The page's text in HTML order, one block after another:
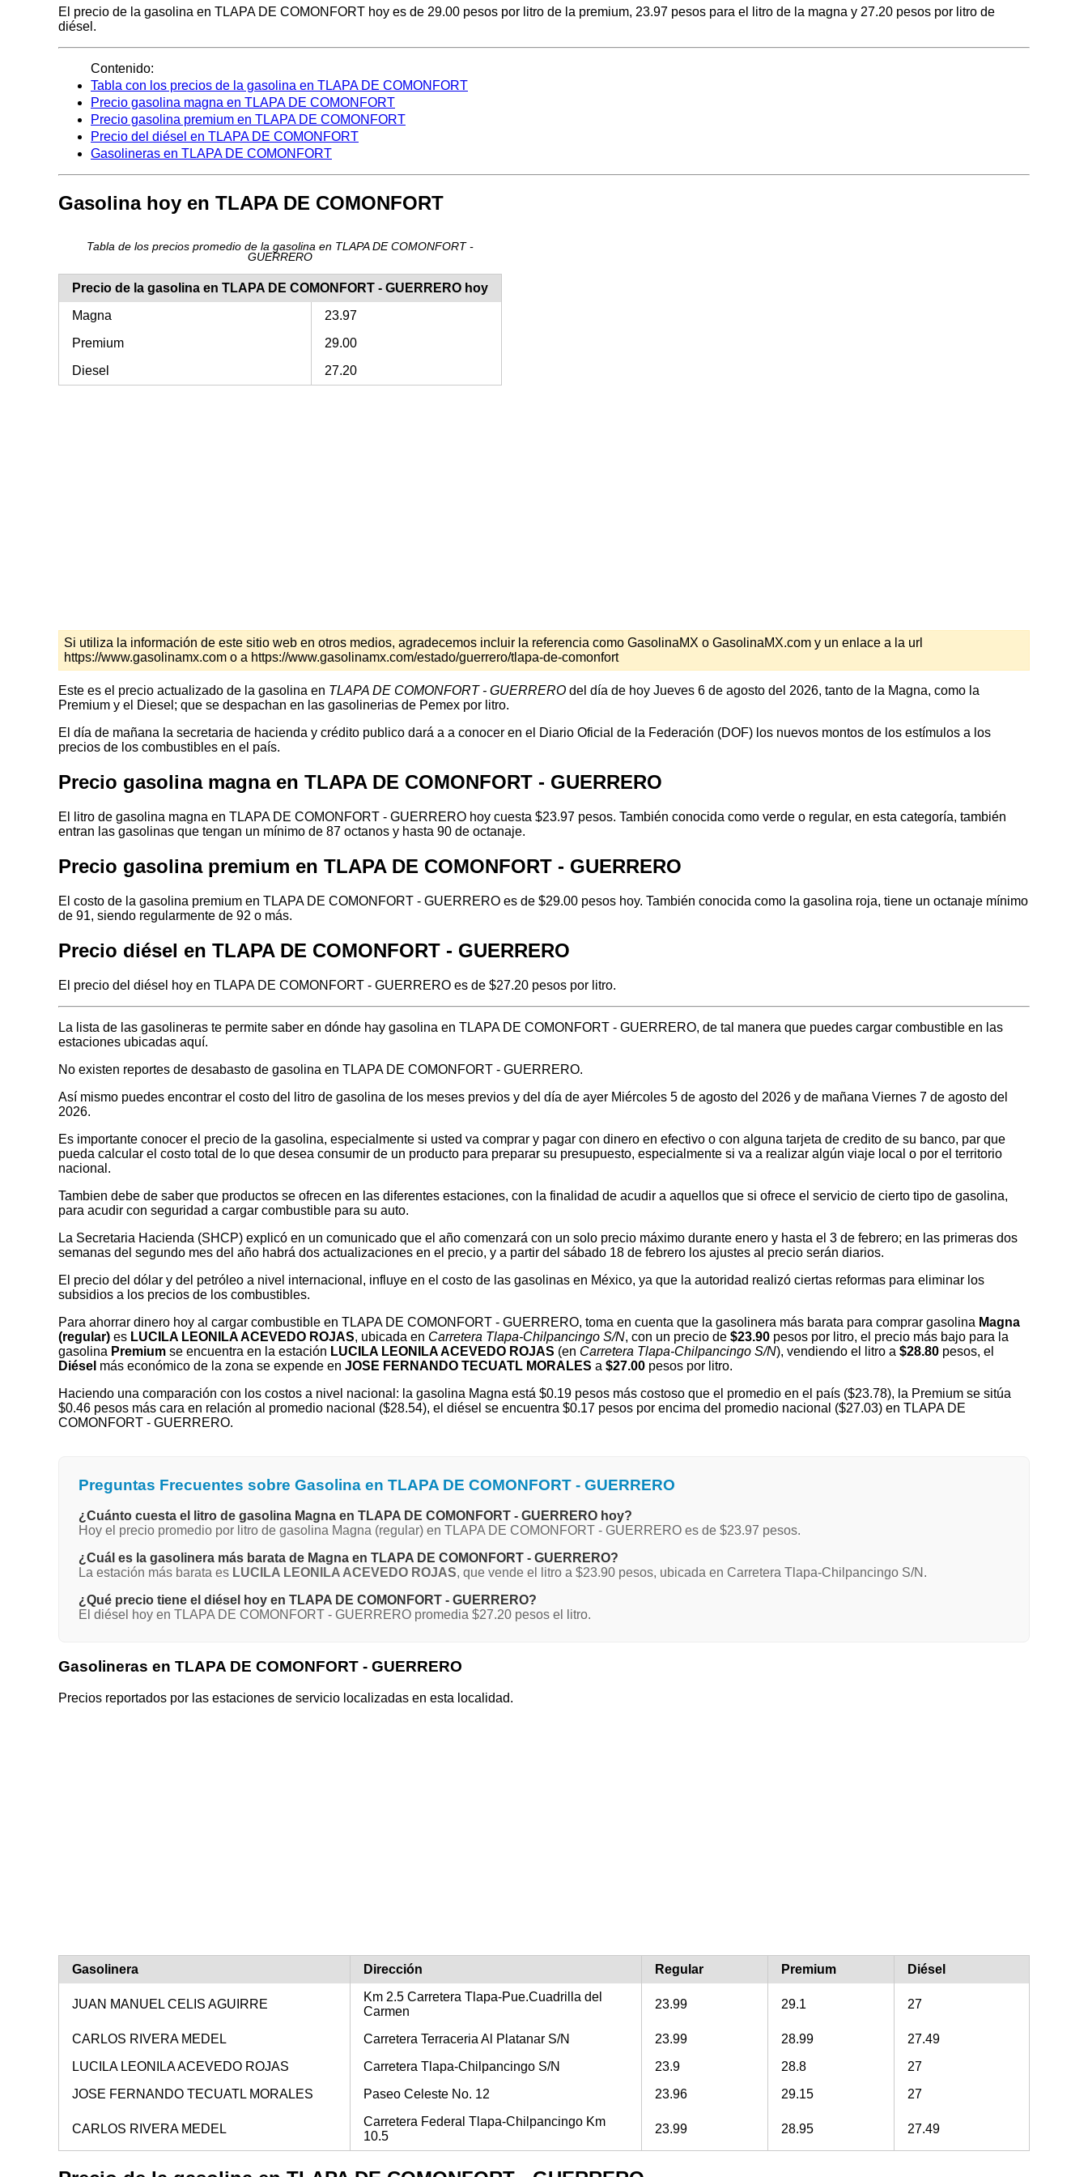
El precio de la gasolina en TLAPA DE COMONFORT hoy es de 29.00 pesos por litro de la premium, 23.97 pesos para el litro de la magna y 27.20 pesos por litro de
diésel.
Contenido:
Tabla con los precios de la gasolina en TLAPA DE COMONFORT
Precio gasolina magna en TLAPA DE COMONFORT
Precio gasolina premium en TLAPA DE COMONFORT
Precio del diésel en TLAPA DE COMONFORT
Gasolineras en TLAPA DE COMONFORT
Gasolina hoy en TLAPA DE COMONFORT
Tabla de los precios promedio de la gasolina en TLAPA DE COMONFORT -
GUERRERO
Precio de la gasolina en TLAPA DE COMONFORT - GUERRERO hoy
Magna
23.97
Premium
29.00
Diesel
27.20
Si utiliza la información de este sitio web en otros medios, agradecemos incluir la referencia como GasolinaMX o GasolinaMX.com y un enlace a la url
https://www.gasolinamx.com o a https://www.gasolinamx.com/estado/guerrero/tlapa-de-comonfort
Este es el precio actualizado de la gasolina en TLAPA DE COMONFORT - GUERRERO del día de hoy Jueves 6 de agosto del 2026, tanto de la Magna, como la
Premium y el Diesel; que se despachan en las gasolinerias de Pemex por litro.
El día de mañana la secretaria de hacienda y crédito publico dará a a conocer en el Diario Oficial de la Federación (DOF) los nuevos montos de los estímulos a los
precios de los combustibles en el país.
Precio gasolina magna en TLAPA DE COMONFORT - GUERRERO
El litro de gasolina magna en TLAPA DE COMONFORT - GUERRERO hoy cuesta $23.97 pesos. También conocida como verde o regular, en esta categoría, también
entran las gasolinas que tengan un mínimo de 87 octanos y hasta 90 de octanaje.
Precio gasolina premium en TLAPA DE COMONFORT - GUERRERO
El costo de la gasolina premium en TLAPA DE COMONFORT - GUERRERO es de $29.00 pesos hoy. También conocida como la gasolina roja, tiene un octanaje mínimo
de 91, siendo regularmente de 92 o más.
Precio diésel en TLAPA DE COMONFORT - GUERRERO
El precio del diésel hoy en TLAPA DE COMONFORT - GUERRERO es de $27.20 pesos por litro.
La lista de las gasolineras te permite saber en dónde hay gasolina en TLAPA DE COMONFORT - GUERRERO, de tal manera que puedes cargar combustible en las
estaciones ubicadas aquí.
No existen reportes de desabasto de gasolina en TLAPA DE COMONFORT - GUERRERO.
Así mismo puedes encontrar el costo del litro de gasolina de los meses previos y del día de ayer Miércoles 5 de agosto del 2026 y de mañana Viernes 7 de agosto del
2026.
Es importante conocer el precio de la gasolina, especialmente si usted va comprar y pagar con dinero en efectivo o con alguna tarjeta de credito de su banco, par que
pueda calcular el costo total de lo que desea consumir de un producto para preparar su presupuesto, especialmente si va a realizar algún viaje local o por el territorio
nacional.
Tambien debe de saber que productos se ofrecen en las diferentes estaciones, con la finalidad de acudir a aquellos que si ofrece el servicio de cierto tipo de gasolina,
para acudir con seguridad a cargar combustible para su auto.
La Secretaria Hacienda (SHCP) explicó en un comunicado que el año comenzará con un solo precio máximo durante enero y hasta el 3 de febrero; en las primeras dos
semanas del segundo mes del año habrá dos actualizaciones en el precio, y a partir del sábado 18 de febrero los ajustes al precio serán diarios.
El precio del dólar y del petróleo a nivel internacional, influye en el costo de las gasolinas en México, ya que la autoridad realizó ciertas reformas para eliminar los
subsidios a los precios de los combustibles.
Para ahorrar dinero hoy al cargar combustible en TLAPA DE COMONFORT - GUERRERO, toma en cuenta que la gasolinera más barata para comprar gasolina Magna
(regular) es LUCILA LEONILA ACEVEDO ROJAS, ubicada en Carretera Tlapa-Chilpancingo S/N, con un precio de $23.90 pesos por litro, el precio más bajo para la
gasolina Premium se encuentra en la estación LUCILA LEONILA ACEVEDO ROJAS (en Carretera Tlapa-Chilpancingo S/N), vendiendo el litro a $28.80 pesos, el
Diésel más económico de la zona se expende en JOSE FERNANDO TECUATL MORALES a $27.00 pesos por litro.
Haciendo una comparación con los costos a nivel nacional: la gasolina Magna está $0.19 pesos más costoso que el promedio en el país ($23.78), la Premium se sitúa
$0.46 pesos más cara en relación al promedio nacional ($28.54), el diésel se encuentra $0.17 pesos por encima del promedio nacional ($27.03) en TLAPA DE
COMONFORT - GUERRERO.
Preguntas Frecuentes sobre Gasolina en TLAPA DE COMONFORT - GUERRERO
¿Cuánto cuesta el litro de gasolina Magna en TLAPA DE COMONFORT - GUERRERO hoy?
Hoy el precio promedio por litro de gasolina Magna (regular) en TLAPA DE COMONFORT - GUERRERO es de $23.97 pesos.
¿Cuál es la gasolinera más barata de Magna en TLAPA DE COMONFORT - GUERRERO?
La estación más barata es LUCILA LEONILA ACEVEDO ROJAS, que vende el litro a $23.90 pesos, ubicada en Carretera Tlapa-Chilpancingo S/N.
¿Qué precio tiene el diésel hoy en TLAPA DE COMONFORT - GUERRERO?
El diésel hoy en TLAPA DE COMONFORT - GUERRERO promedia $27.20 pesos el litro.
Gasolineras en TLAPA DE COMONFORT - GUERRERO
Precios reportados por las estaciones de servicio localizadas en esta localidad.
Gasolinera Dirección Regular Premium Diésel
JUAN MANUEL CELIS AGUIRRE
Km 2.5 Carretera Tlapa-Pue.Cuadrilla del
Carmen
23.99 29.1 27
CARLOS RIVERA MEDEL Carretera Terraceria Al Platanar S/N 23.99 28.99
27.49
LUCILA LEONILA ACEVEDO ROJAS
Carretera Tlapa-Chilpancingo S/N 23.9 28.8
27
JOSE FERNANDO TECUATL MORALES
Paseo Celeste No. 12 23.96 29.15 27
CARLOS RIVERA MEDEL
Carretera Federal Tlapa-Chilpancingo Km
10.5
23.99 28.95 27.49